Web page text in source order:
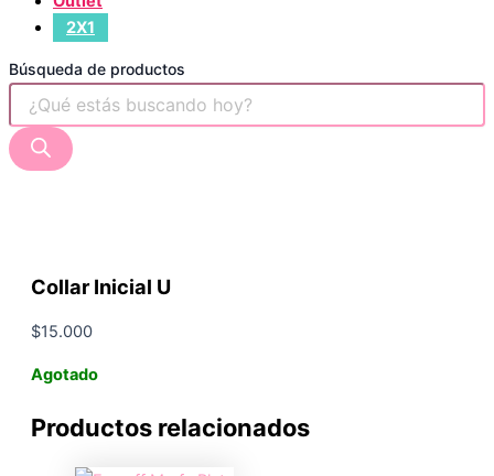
2X1
Búsqueda de productos
Collar Inicial U
$15.000
Agotado
Productos relacionados